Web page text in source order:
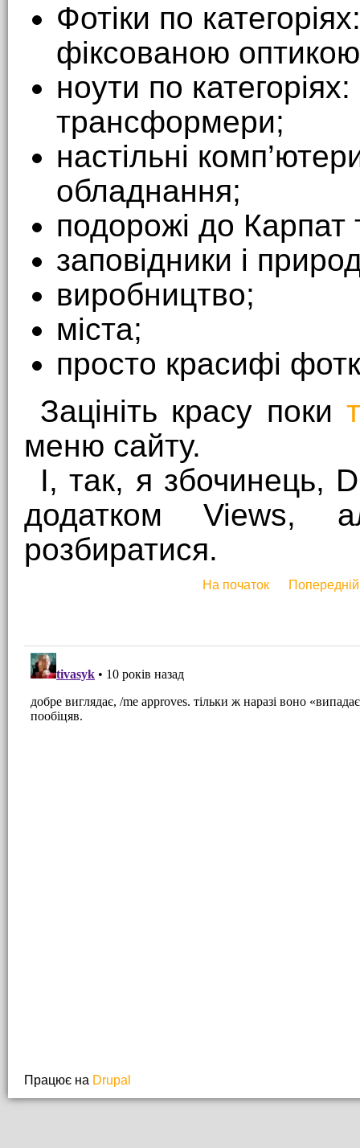
Фотіки по
фіксованою
ноути по
трансформери;
настільні
обладнання;
подорожі до Карпат
заповідники і
виробництво;
міста;
просто красифі
Зацініть красу поки
меню сайту.
І, так, я збочинець,
додатком Views,
розбиратися.
На початок
Працює на Drupal